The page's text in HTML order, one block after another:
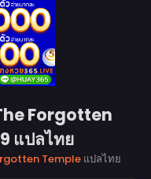
Forgotten
แปลไทย
Templeแปลไทย